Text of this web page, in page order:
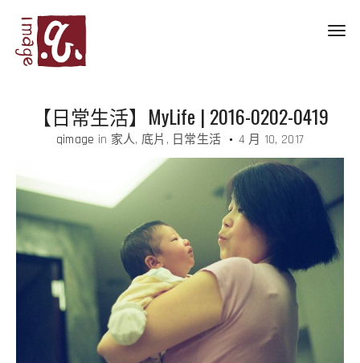
【日常生活】MyLife | 2016-0202-0419
qimage in 家人 底片 日常生活 4 月 10, 2017